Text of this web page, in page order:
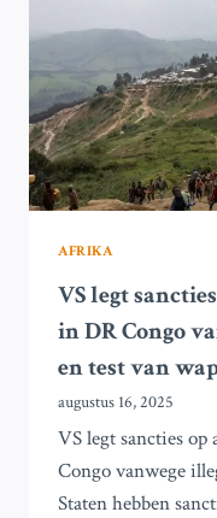
NU?
AFRIKA
VS legt
in DR Congo
en test van
augustus 16, 2025
VS legt sancties op
Congo vanwege
Staten hebben